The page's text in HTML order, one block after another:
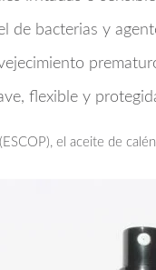
de bacterias y
flexible y
el aceite de